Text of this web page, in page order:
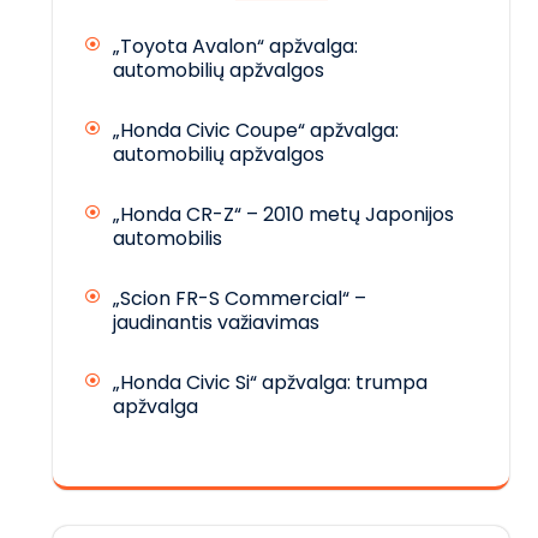
„Toyota Avalon“ apžvalga:
automobilių apžvalgos
„Honda Civic Coupe“ apžvalga:
automobilių apžvalgos
„Honda CR-Z“ – 2010 metų Japonijos
automobilis
„Scion FR-S Commercial“ –
jaudinantis važiavimas
„Honda Civic Si“ apžvalga: trumpa
apžvalga